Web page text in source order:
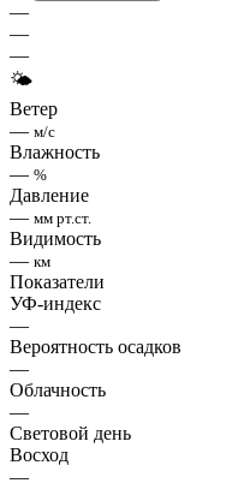
—
—
—
🌤
Ветер
— м/с
Влажность
— %
Давление
— мм рт.ст.
Видимость
— км
Показатели
УФ-индекс
—
Вероятность осадков
—
Облачность
—
Световой день
Восход
—